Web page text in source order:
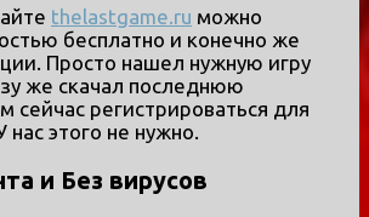
thelastgame.ru можно
бесплатно и конечно же
Просто нашел нужную игру
же скачал последнюю
сейчас регистрироваться для
нас этого не нужно.
и Без вирусов